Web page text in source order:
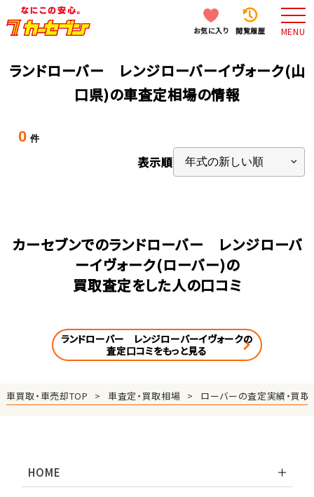
お気に入り 閲覧履歴 MENU
ランドローバー レンジローバーイヴォーク(山
口県)の車査定相場の情報
0 件
表示順
カーセブンでのランドローバー レンジローバ
ーイヴォーク(ローバー)の
買取査定をした人の口コミ
ランドローバー レンジローバーイヴォークの
査定口コミをもっと見る
車買取・車売却TOP 車査定・買取相場 ローバーの査定実績・買取
HOME